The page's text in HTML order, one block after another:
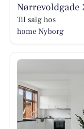
Nørrevoldgade
Til salg hos
home Nyborg